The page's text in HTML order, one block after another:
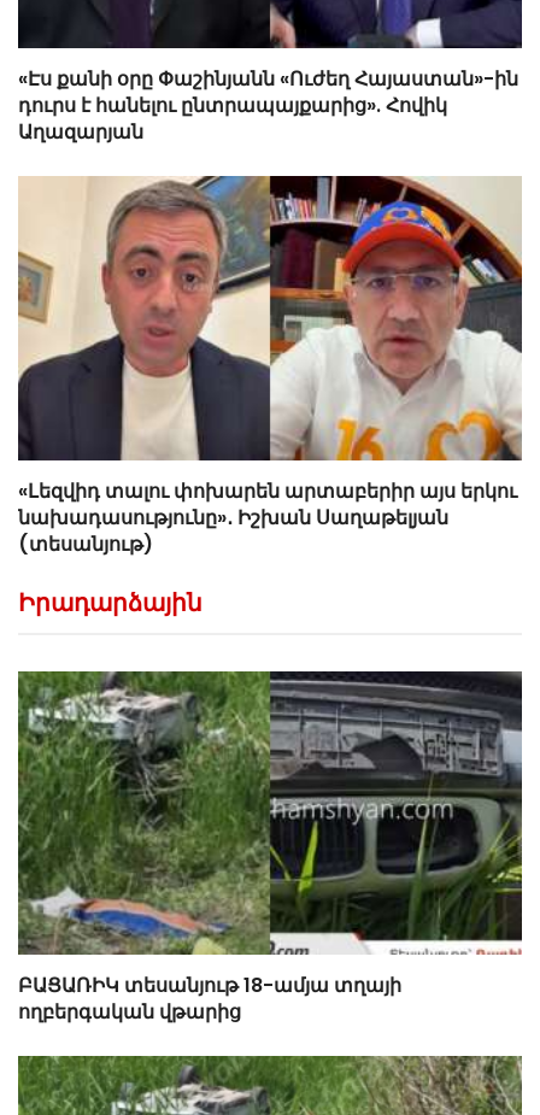
«Էս քանի օրը Փաշինյանն «Ուժեղ Հայաստան»-ին
դուրս է հանելու ընտրապայքարից». Հովիկ
Աղազարյան
«Լեզվիդ տալու փոխարեն արտաբերիր այս երկու
նախադասությունը»․ Իշխան Սաղաթելյան
(տեսանյութ)
Իրադարձային
ԲԱՑԱՌԻԿ տեսանյութ 18-ամյա տղայի
ողբերգական վթարից